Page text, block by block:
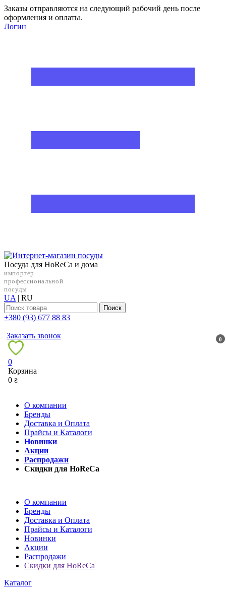
Заказы отправляются на следующий рабочий день после
оформления и оплаты.
Логин
Посуда для HoReCa и дома
импортер
профессиональной
посуды
UA | RU
Поиск
+38‎0 (93) 677 88 83
Заказать звонок 0
0
Корзина
0 ₴
О компании
Бренды
Доставка и Оплата
Прайсы и Каталоги
Новинки
Акции
Распродажи
Скидки для HoReCa
О компании
Бренды
Доставка и Оплата
Прайсы и Каталоги
Новинки
Акции
Распродажи
Скидки для HoReCa
Каталог